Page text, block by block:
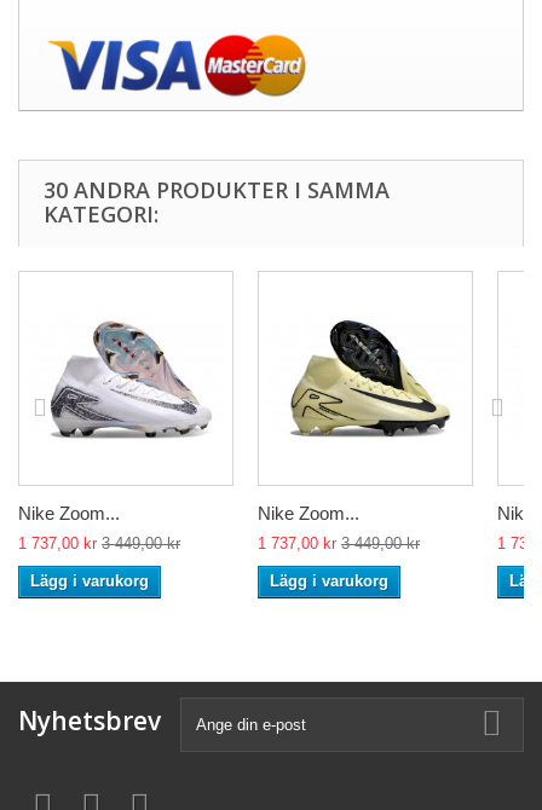
30 ANDRA PRODUKTER I SAMMA
KATEGORI:
Nike Zoom...
1 737,00 kr 3 449,00 kr
Lägg i varukorg
Nike Zoom...
1 737,00 kr 3 449,00 kr
Lägg i varukorg
Nike
1
Nyhetsbrev